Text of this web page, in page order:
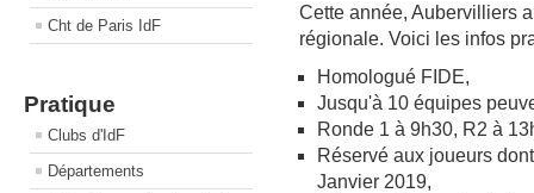
Cht de Paris IdF
Pratique
Clubs d'IdF
Départements
Cette année, Aubervilliers
régionale. Voici les infos
Homologué FIDE,
Jusqu'à 10 équipes
Ronde 1 à 9h30, R2 à
Réservé aux joueurs
Janvier 2019,